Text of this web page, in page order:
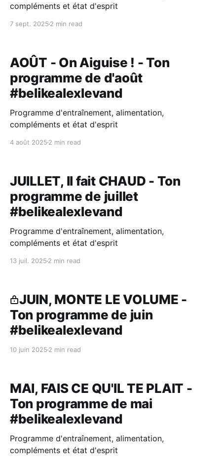
compléments et état d'esprit
7 sept. 2025 2 min read
AOÛT - On Aiguise ! - Ton
programme de d'août
#belikealexlevand
Programme d'entraînement, alimentation,
compléments et état d'esprit
4 août 2025 2 min read
JUILLET, Il fait CHAUD - Ton
programme de juillet
#belikealexlevand
Programme d'entraînement, alimentation,
compléments et état d'esprit
13 juil. 2025 2 min read
JUIN, MONTE LE VOLUME -
Ton programme de juin
#belikealexlevand
10 juin 2025 2 min read
MAI, FAIS CE QU'IL TE PLAIT -
Ton programme de mai
#belikealexlevand
Programme d'entraînement, alimentation,
compléments et état d'esprit